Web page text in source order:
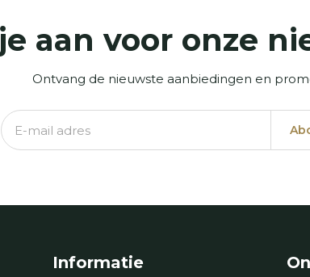
aan voor onze
Ontvang de nieuwste aanbiedingen en
Informatie